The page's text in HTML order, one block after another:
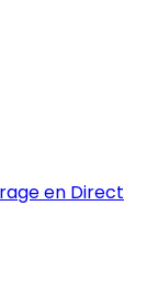
en Direct